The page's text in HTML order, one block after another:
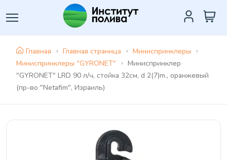
Главная Главная страница
Миниспринклеры
Миниспринклеры "GYRONET"
Миниспринклер
"GYRONET" LRD 90 л/ч, стойка 32см, d 2(7)m., оранжевый
(пр-во "Netafim", Израиль)